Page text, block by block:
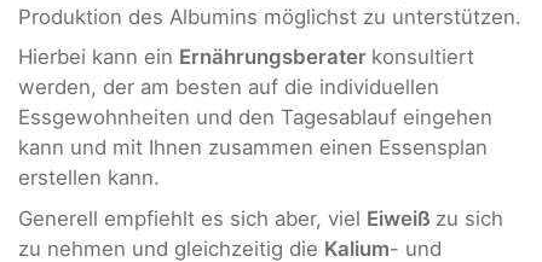
Produktion des Albumins möglichst zu unterstützen.
Hierbei kann ein Ernährungsberater konsultiert
werden, der am besten auf die individuellen
Essgewohnheiten und den Tagesablauf eingehen
kann und mit Ihnen zusammen einen Essensplan
erstellen kann.
Generell empfiehlt es sich aber, viel Eiweiß zu sich
zu nehmen und gleichzeitig die Kalium- und